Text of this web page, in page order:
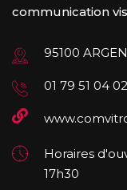
communication
95100
01 79 51 04 02
Horaires
17h30